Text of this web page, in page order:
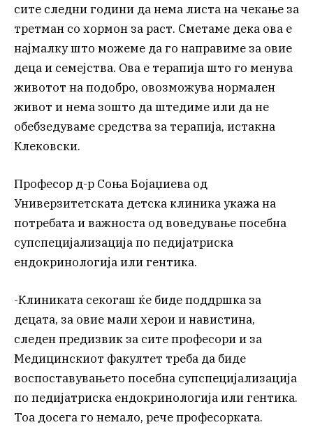
сите следни години да нема листа на чекање за
третман со хормон за раст. Сметаме дека ова е
најмалку што можеме да го направиме за овие
деца и семејства. Ова е терапија што го менува
животот на подобро, овозможува нормален
живот и нема зошто да штедиме или да не
обебзедуваме средства за терапија, истакна
Клековски.
Професор д-р Соња Бојаџиева од
Универзитетската детска клиника укажа на
потребата и важноста од воведување посебна
супспецијализација по педијатриска
ендокринологија или гентика.
-Клиниката секогаш ќе биде поддршка за
децата, за овие мали херои и навистина,
следен предизвик за сите професори и за
Медицинскиот факултет треба да биде
воспоставувањето посебна супспецијализација
по педијатриска ендокринологија или гентика.
Тоа досега го немало, рече професорката.